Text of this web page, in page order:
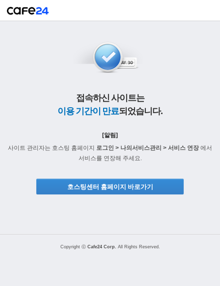
접속하신 사이트는
이용 기간이 만료되었습니다.
[알림]
사이트 관리자는 호스팅 홈페이지 로그인 > 나의서비스관리 > 서비스 연장에서
서비스를 연장해 주세요.
호스팅센터 홈페이지 바로가기
Copyright ⓒ Cafe24 Corp. All Rights Reserved.